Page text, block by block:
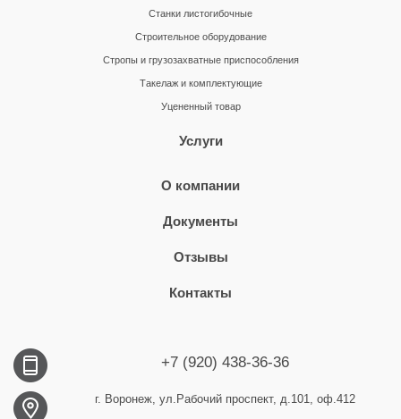
Станки листогибочные
Строительное оборудование
Стропы и грузозахватные приспособления
Такелаж и комплектующие
Уцененный товар
Услуги
О компании
Документы
Отзывы
Контакты
+7 (920) 438-36-36
г. Воронеж, ул.Рабочий проспект, д.101, оф.412